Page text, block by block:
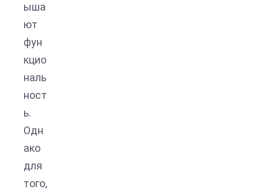
ыша
ют
фун
кцио
наль
ност
ь.
Одн
ако
для
того,